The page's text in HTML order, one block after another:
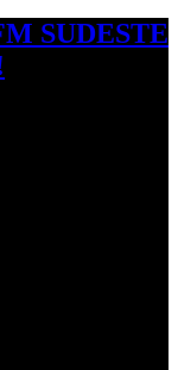
SUDESTE